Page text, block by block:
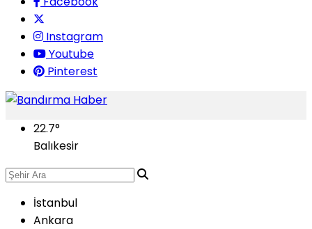
Instagram
Youtube
Pinterest
22.7°
Balıkesir
İstanbul
Ankara